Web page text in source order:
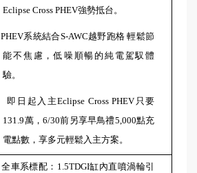
Eclipse Cross PHEV強勢抵台。
PHEV系統結合S-AWC越野跑格 輕鬆節
能不焦慮，低噪順暢的純電駕馭體
驗。
即日起入主Eclipse Cross PHEV 只要
131.9萬，6/30前另享早鳥禮5,000點充
電點數，享多元輕鬆入主方案。
全車系標配： 1.5TDGI缸內直噴渦輪引